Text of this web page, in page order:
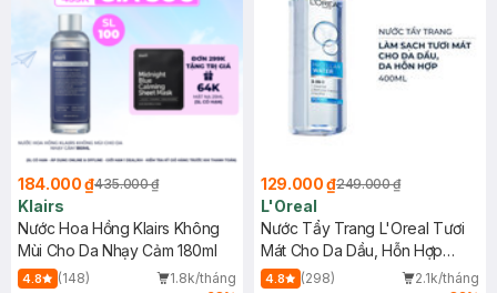
184.000 ₫435.000 ₫
Klairs
Nước Hoa Hồng Klairs Không
Mùi Cho Da Nhạy Cảm 180ml
4.8 (148)
1.8k/tháng
129.000 ₫249.000 ₫
L'Oreal
Nước Tẩy Trang L'Oreal Tươi
Mát Cho Da Dầu, Hỗn Hợp
400ml
4.8 (298)
2.1k/tháng